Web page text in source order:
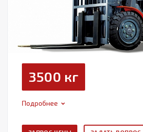
3500 кг
Подробнее